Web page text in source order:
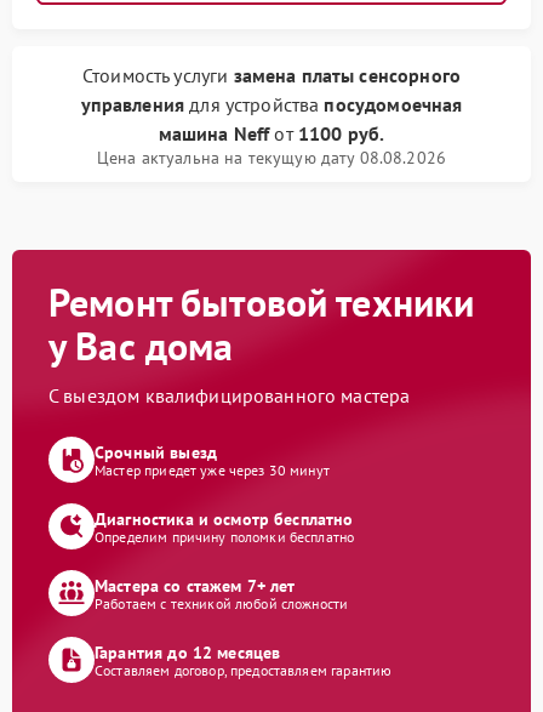
Стоимость услуги замена платы сенсорного
управления для устройства посудомоечная
машина Neffот 1100 руб.
Цена актуальна на текущую дату 08.08.2026
Ремонт бытовой техники
у Вас дома
С выездом квалифицированного мастера
Срочный выезд
Мастер приедет уже через 30 минут
Диагностика и осмотр бесплатно
Определим причину поломки бесплатно
Мастера со стажем 7+ лет
Работаем с техникой любой сложности
Гарантия до 12 месяцев
Составляем договор, предоставляем гарантию